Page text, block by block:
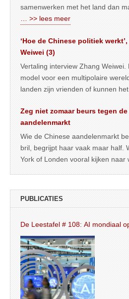
samenwerken met het land dan
… >> lees meer
‘Hoe de Chinese politiek
Weiwei (3)
Vertaling interview Zhang Weiwei.
model voor een multipolaire
landen zijn vrienden of kunnen het
Zeg niet zomaar beurs tegen
aandelenmarkt
Wie de Chinese aandelenmarkt
bril, begrijpt haar vaak maar half.
York of Londen vooral kijken naar
PUBLICATIES
De Leestafel # 108: AI